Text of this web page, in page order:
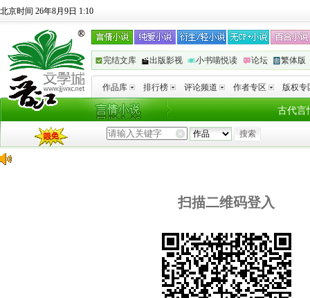
北京时间 26年8月9日 1:10
完结文库 出版影视 小书喵悦读 论坛 繁体版
作品库 排行榜 评论频道 作者专区 版权专
古代言
扫描二维码登入